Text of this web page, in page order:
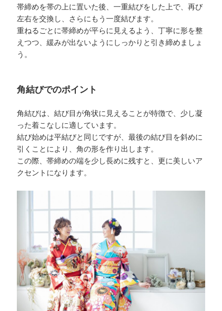
帯締めを帯の上に置いた後、一重結びをした上で、再び
左右を交換し、さらにもう一度結びます。
重ねるごとに帯締めが平らに見えるよう、丁寧に形を整
えつつ、緩みが出ないようにしっかりと引き締めましょ
う。
角結びでのポイント
角結びは、結び目が角状に見えることが特徴で、少し凝
った着こなしに適しています。
結び始めは平結びと同じですが、最後の結び目を斜めに
引くことにより、角の形を作り出します。
この際、帯締めの端を少し長めに残すと、更に美しいア
クセントになります。